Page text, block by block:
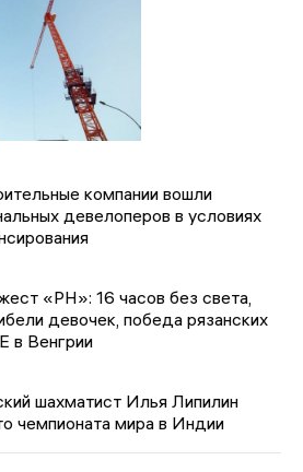
компании вошли
девелоперов в условиях
«РН»: 16 часов без света,
девочек, победа рязанских
в Венгрии
шахматист Илья Липилин
чемпионата мира в Индии